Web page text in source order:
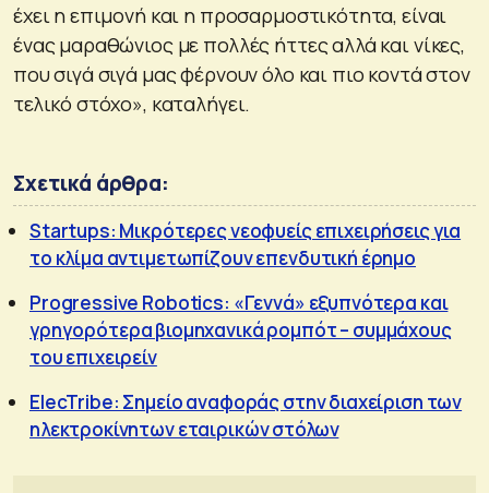
έχει η επιμονή και η προσαρμοστικότητα, είναι
ένας μαραθώνιος με πολλές ήττες αλλά και νίκες,
που σιγά σιγά μας φέρνουν όλο και πιο κοντά στον
τελικό στόχο», καταλήγει.
Σχετικά άρθρα:
Startups: Μικρότερες νεοφυείς επιχειρήσεις για
το κλίμα αντιμετωπίζουν επενδυτική έρημο
Progressive Robotics: «Γεννά» εξυπνότερα και
γρηγορότερα βιομηχανικά ρομπότ – συμμάχους
του επιχειρείν
ElecTribe: Σημείο αναφοράς στην διαχείριση των
ηλεκτροκίνητων εταιρικών στόλων